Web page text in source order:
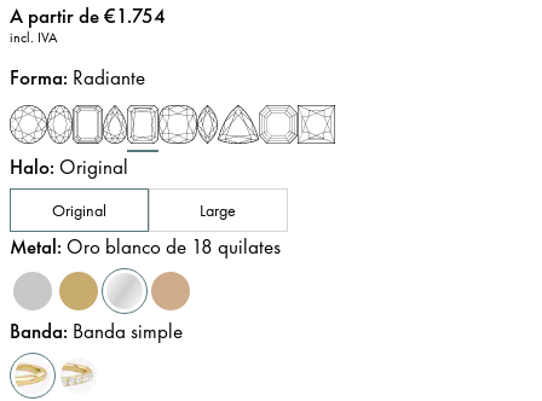
Precio:
A partir de €1.754
incl. IVA
Forma: Radiante
Halo: Original
Original Large
Metal: Oro blanco de 18 quilates
Banda: Banda simple